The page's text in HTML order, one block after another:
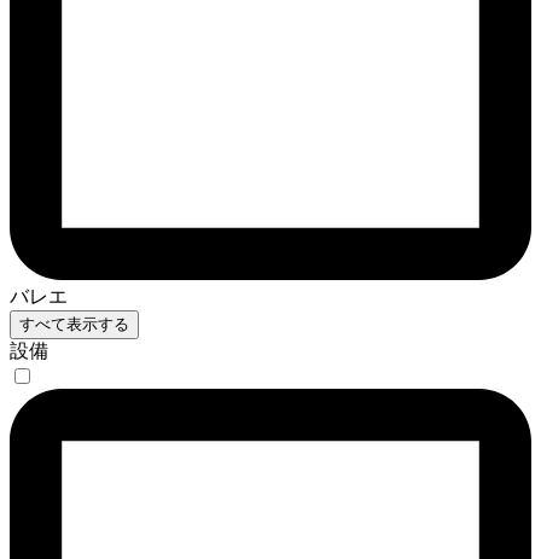
バレエ
すべて表示する
設備